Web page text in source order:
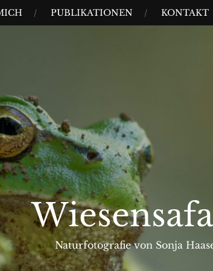
PUBLIKATIONEN KONTAKT
Naturfotografie von Sonja